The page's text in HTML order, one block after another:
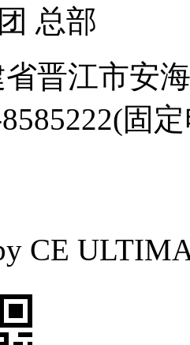
总部
晋江市安
固
CE